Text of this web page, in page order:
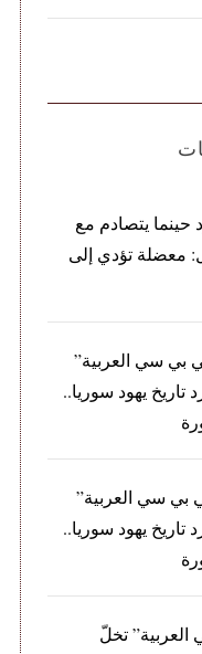
حينما يتصادم مع
معضلة تؤدي إلى
بي سي العربية”
يهود سوريا..
بي سي العربية”
يهود سوريا..
تخلّ